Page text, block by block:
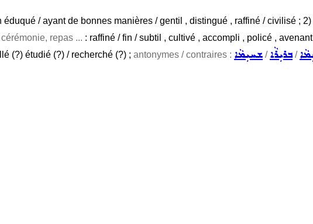
/ ayant de bonnes manières / gentil , distingué , raffiné / civilisé ; 2)
repas ... : raffiné / fin / subtil , cultivé , accompli , policé , avenant
(?) étudié (?) / recherché (?) ; antonymes / contraires : ܫܚܝܼܡܵܐ /ܒܪܝܼܪܵܐ/